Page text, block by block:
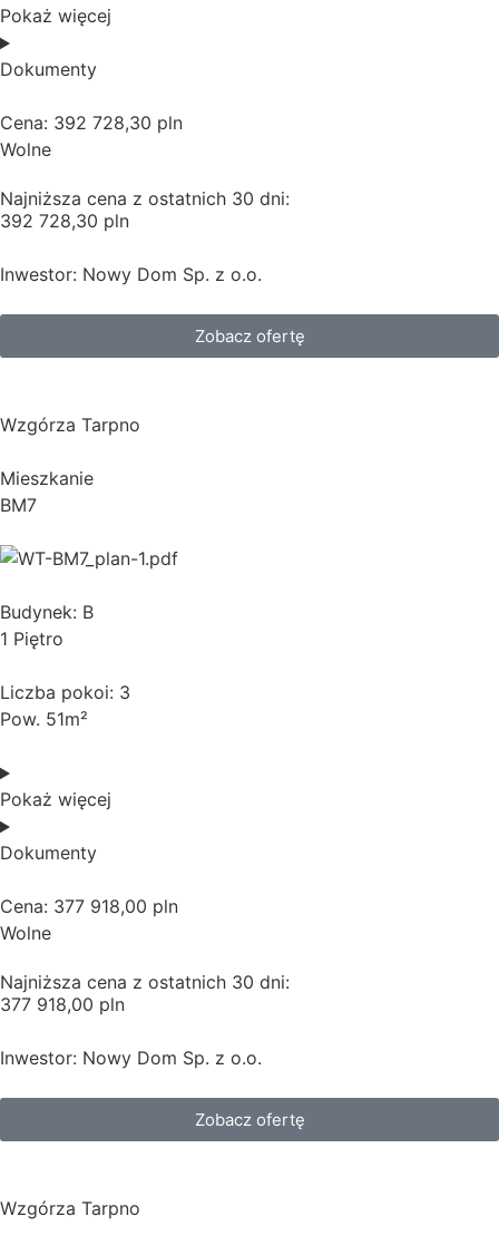
Pokaż więcej
Dokumenty
Cena: 392 728,30 pln
Wolne
Najniższa cena z ostatnich 30 dni:
392 728,30 pln
Inwestor: Nowy Dom Sp. z o.o.
Zobacz ofertę
Wzgórza Tarpno
Mieszkanie
BM7
Budynek: B
1 Piętro
Liczba pokoi: 3
Pow. 51m²
Pokaż więcej
Dokumenty
Cena: 377 918,00 pln
Wolne
Najniższa cena z ostatnich 30 dni:
377 918,00 pln
Inwestor: Nowy Dom Sp. z o.o.
Zobacz ofertę
Wzgórza Tarpno